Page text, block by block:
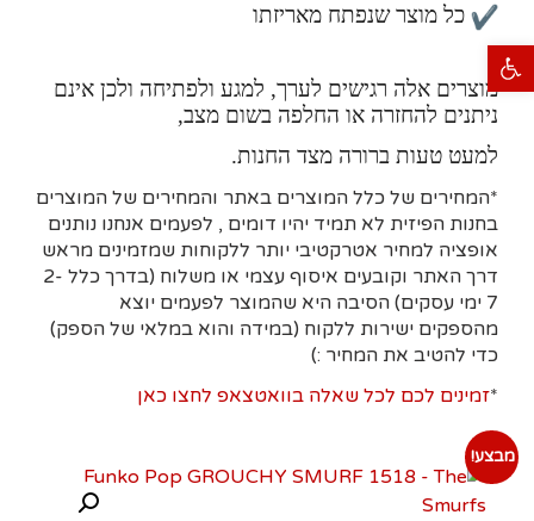
פתח סרגל נגישות
כל מוצר שנפתח מאריזתו
מוצרים אלה רגישים לערך, למגע ולפתיחה ולכן אינם
ניתנים להחזרה או החלפה בשום מצב,
למעט טעות ברורה מצד החנות.
*המחירים של כלל המוצרים באתר והמחירים של המוצרים
בחנות הפיזית לא תמיד יהיו דומים , לפעמים אנחנו נותנים
אופציה למחיר אטרקטיבי יותר ללקוחות שמזמינים מראש
דרך האתר וקובעים איסוף עצמי או משלוח (בדרך כלל 2-
7 ימי עסקים)
הסיבה היא שהמוצר לפעמים יוצא
מהספקים ישירות ללקוח (במידה והוא במלאי של הספק)
כדי להטיב את המחיר :)
*זמינים לכם לכל שאלה בוואטצאפ לחצו כאן
מבצע!